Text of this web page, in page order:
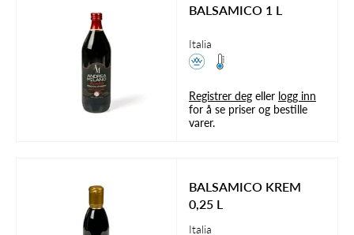
BALSAMICO 1 L
Italia
Registrer deg eller logg inn
for å se priser og bestille
varer.
BALSAMICO KREM
0,25 L
Italia